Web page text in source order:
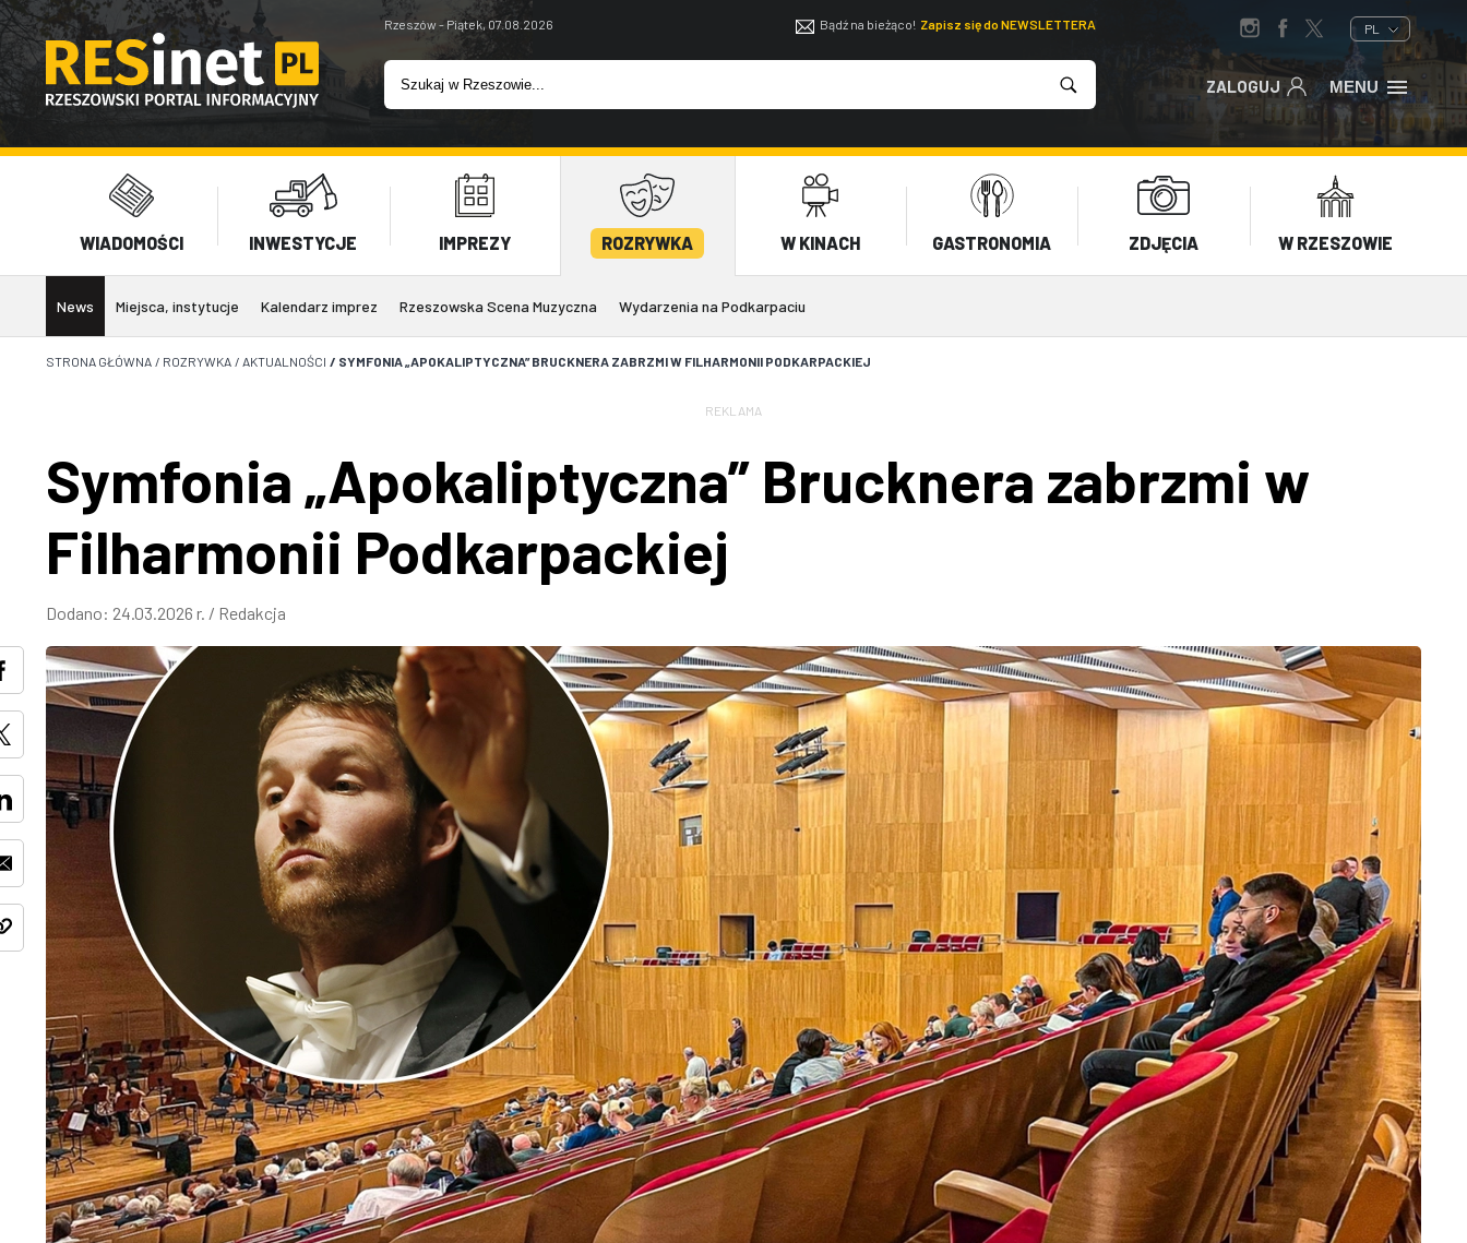
Rzeszów - Piątek, 07.08.2026 Bądź na bieżąco! Zapisz się do NEWSLETTERA PL
ZALOGUJ MENU
WIADOMOŚCI INWESTYCJE IMPREZY ROZRYWKA W KINACH GASTRONOMIA ZDJĘCIA W RZESZOWIE
News Miejsca, instytucje Kalendarz imprez Rzeszowska Scena Muzyczna Wydarzenia na Podkarpaciu
STRONA GŁÓWNA / ROZRYWKA / AKTUALNOŚCI / SYMFONIA „APOKALIPTYCZNA” BRUCKNERA ZABRZMI W FILHARMONII PODKARPACKIEJ
REKLAMA
Symfonia „Apokaliptyczna” Brucknera zabrzmi w
Filharmonii Podkarpackiej
Dodano: 24.03.2026 r. / Redakcja